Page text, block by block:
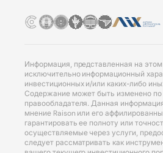
Информация, представленная на
исключительно информационный
инвестиционных и/или каких-либо
Содержание может быть изменено
правообладателя. Данная
мнение Raison или его
гарантировать ее полноту или
осуществляемые через услуги,
следует рассматривать как